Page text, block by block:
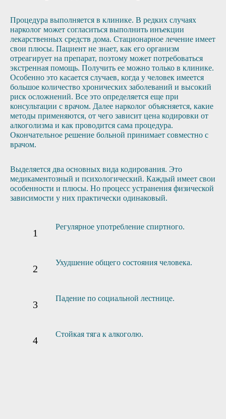
Процедура выполняется в клинике. В редких случаях
нарколог может согласиться выполнить инъекции
лекарственных средств дома. Стационарное лечение имеет
свои плюсы. Пациент не знает, как его организм
отреагирует на препарат, поэтому может потребоваться
экстренная помощь. Получить ее можно только в клинике.
Особенно это касается случаев, когда у человек имеется
большое количество хронических заболеваний и высокий
риск осложнений. Все это определяется еще при
консультации с врачом. Далее нарколог объясняется, какие
методы применяются, от чего зависит цена кодировки от
алкоголизма и как проводится сама процедура.
Окончательное решение больной принимает совместно с
врачом.
Выделяется два основных вида кодирования. Это
медикаментозный и психологический. Каждый имеет свои
особенности и плюсы. Но процесс устранения физической
зависимости у них практически одинаковый.
Регулярное употребление спиртного.
Ухудшение общего состояния человека.
Падение по социальной лестнице.
Стойкая тяга к алкоголю.